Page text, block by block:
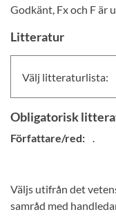
Godkänt, Fx och F är
Litteratur
Välj litteraturlista:
Obligatorisk
Författare/red: .
Väljs utifrån det
samråd med